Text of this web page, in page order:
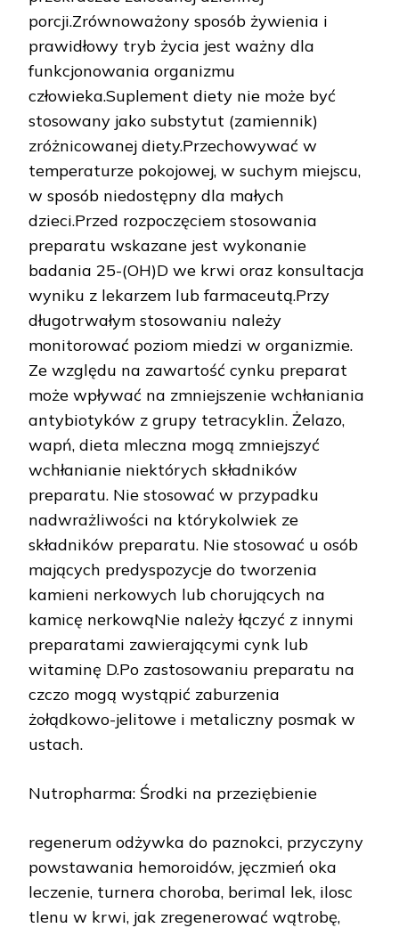
porcji.Zrównoważony sposób żywienia i
prawidłowy tryb życia jest ważny dla
funkcjonowania organizmu
człowieka.Suplement diety nie może być
stosowany jako substytut (zamiennik)
zróżnicowanej diety.Przechowywać w
temperaturze pokojowej, w suchym miejscu,
w sposób niedostępny dla małych
dzieci.Przed rozpoczęciem stosowania
preparatu wskazane jest wykonanie
badania 25-(OH)D we krwi oraz konsultacja
wyniku z lekarzem lub farmaceutą.Przy
długotrwałym stosowaniu należy
monitorować poziom miedzi w organizmie.
Ze względu na zawartość cynku preparat
może wpływać na zmniejszenie wchłaniania
antybiotyków z grupy tetracyklin. Żelazo,
wapń, dieta mleczna mogą zmniejszyć
wchłanianie niektórych składników
preparatu. Nie stosować w przypadku
nadwrażliwości na którykolwiek ze
składników preparatu. Nie stosować u osób
mających predyspozycje do tworzenia
kamieni nerkowych lub chorujących na
kamicę nerkowąNie należy łączyć z innymi
preparatami zawierającymi cynk lub
witaminę D.Po zastosowaniu preparatu na
czczo mogą wystąpić zaburzenia
żołądkowo-jelitowe i metaliczny posmak w
ustach.
Nutropharma: Środki na przeziębienie
regenerum odżywka do paznokci, przyczyny
powstawania hemoroidów, jęczmień oka
leczenie, turnera choroba, berimal lek, ilosc
tlenu w krwi, jak zregenerować wątrobę,